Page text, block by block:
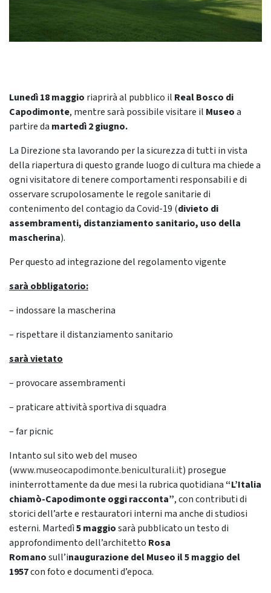
Lunedì 18 maggio riaprirà al pubblico il Real Bosco di
Capodimonte, mentre sarà possibile visitare il Museoa
partire da martedì 2 giugno.
La Direzione sta lavorando per la sicurezza di tutti in vista
della riapertura di questo grande luogo di cultura ma chiede a
ogni visitatore di tenere comportamenti responsabili e di
osservare scrupolosamente le regole sanitarie di
contenimento del contagio da Covid-19 (divieto di
assembramenti, distanziamento sanitario, uso della
mascherina).
Per questo ad integrazione del regolamento vigente
sarà obbligatorio:
– indossare la mascherina
– rispettare il distanziamento sanitario
sarà vietato
– provocare assembramenti
– praticare attività sportiva di squadra
– far picnic
Intanto sul sito web del museo
(www.museocapodimonte.beniculturali.it) prosegue
ininterrottamente da due mesi la rubrica quotidiana“L’Italia
chiamò-Capodimonte oggi racconta”, con contributi di
storici dell’arte e restauratori interni ma anche di studiosi
esterni. Martedì5 maggiosarà pubblicato un testo di
approfondimento dell’architetto Rosa
Romanosull’inaugurazione del Museo il 5 maggio del
1957con foto e documenti d’epoca.